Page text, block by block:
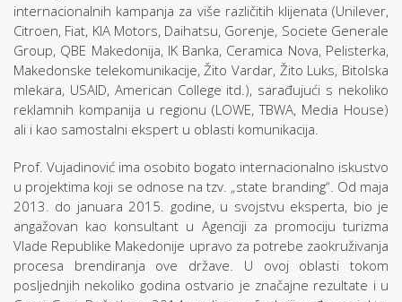
internacionalnih kampanja za više različitih klijenata (Unilever,
Citroen, Fiat, KIA Motors, Daihatsu, Gorenje, Societe Generale
Group, QBE Makedonija, IK Banka, Ceramica Nova, Pelisterka,
Makedonske telekomunikacije, Žito Vardar, Žito Luks, Bitolska
mlekara, USAID, American College itd.), sarađujući s nekoliko
reklamnih kompanija u regionu (LOWE, TBWA, Media House)
ali i kao samostalni ekspert u oblasti komunikacija.
Prof. Vujadinović ima osobito bogato internacionalno iskustvo
u projektima koji se odnose na tzv. „state branding“. Od maja
2013. do januara 2015. godine, u svojstvu eksperta, bio je
angažovan kao konsultant u Agenciji za promociju turizma
Vlade Republike Makedonije upravo za potrebe zaokruživanja
procesa brendiranja ove države. U ovoj oblasti tokom
posljednjih nekoliko godina ostvario je značajne rezultate i u